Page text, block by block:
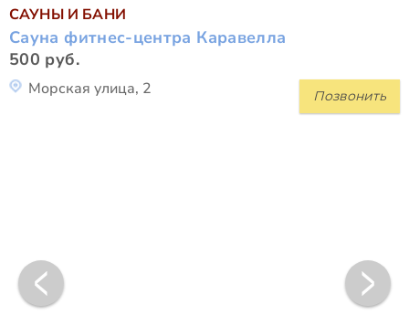
САУНЫ И БАНИ
Сауна фитнес-центра Каравелла
500 руб.
Позвонить
Морская улица, 2